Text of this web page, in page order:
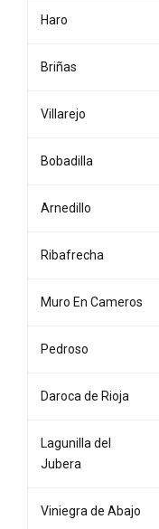
Haro
Briñas
Villarejo
Bobadilla
Arnedillo
Ribafrecha
Muro En Cameros
Pedroso
Daroca de Rioja
Lagunilla del
Jubera
Viniegra de Abajo